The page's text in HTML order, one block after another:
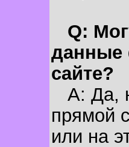
Q:
данные
сайте?
A: Да,
прямой
или на